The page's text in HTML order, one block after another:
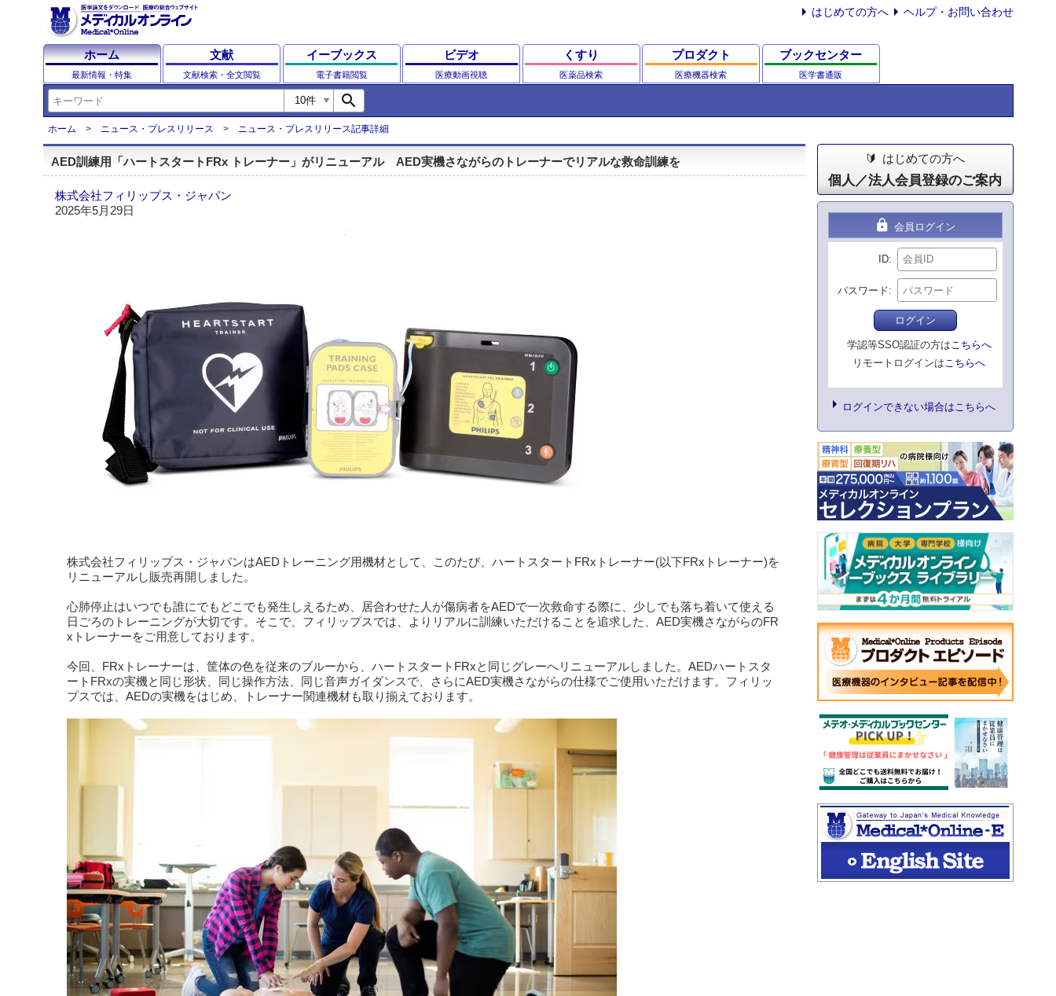
はじめての方へ ヘルプ・お問い合わせ
ホーム
最新情報・特集
文献
文献検索・全文閲覧
イーブックス
電子書籍閲覧
ビデオ
医療動画視聴
くすり
医薬品検索
プロダクト
医療機器検索
ブックセンター
医学書通販
search
ホーム ニュース・プレスリリース ニュース・プレスリリース記事詳細
AED訓練用「ハートスタートFRx トレーナー」がリニューアル AED実機さながらのトレーナーでリアルな救命訓練を
株式会社フィリップス・ジャパン
2025年5月29日
株式会社フィリップス・ジャパンはAEDトレーニング用機材として、このたび、ハートスタートFRxトレーナー(以下FRxトレーナー)を
リニューアルし販売再開しました。
心肺停止はいつでも誰にでもどこでも発生しえるため、居合わせた人が傷病者をAEDで一次救命する際に、少しでも落ち着いて使える
日ごろのトレーニングが大切です。そこで、フィリップスでは、よりリアルに訓練いただけることを追求した、AED実機さながらのFR
xトレーナーをご用意しております。
今回、FRxトレーナーは、筐体の色を従来のブルーから、ハートスタートFRxと同じグレーへリニューアルしました。AEDハートスタ
ートFRxの実機と同じ形状、同じ操作方法、同じ音声ガイダンスで、さらにAED実機さながらの仕様でご使用いただけます。フィリッ
プスでは、AEDの実機をはじめ、トレーナー関連機材も取り揃えております。
はじめての方へ
個人／法人会員登録のご案内
lock 会員ログイン
ID
パスワード
ログイン
学認等SSO認証の方はこちらへ
リモートログインはこちらへ
ログインできない場合はこちらへ